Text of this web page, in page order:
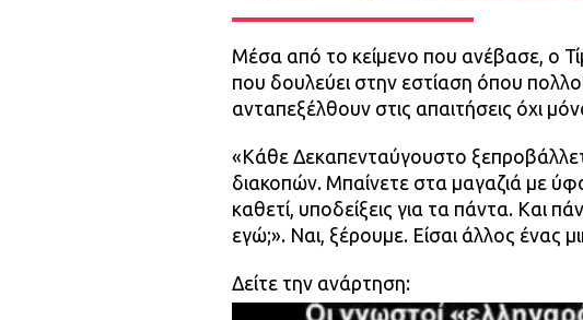
Μέσα από το κείμενο που ανέβασε, ο
που δουλεύει στην εστίαση όπου
ανταπεξέλθουν στις απαιτήσεις όχι
«Κάθε Δεκαπενταύγουστο
διακοπών. Μπαίνετε στα μαγαζιά με
καθετί, υποδείξεις για τα πάντα. Και
εγώ;». Ναι, ξέρουμε. Είσαι άλλος ένας
Δείτε την ανάρτηση: